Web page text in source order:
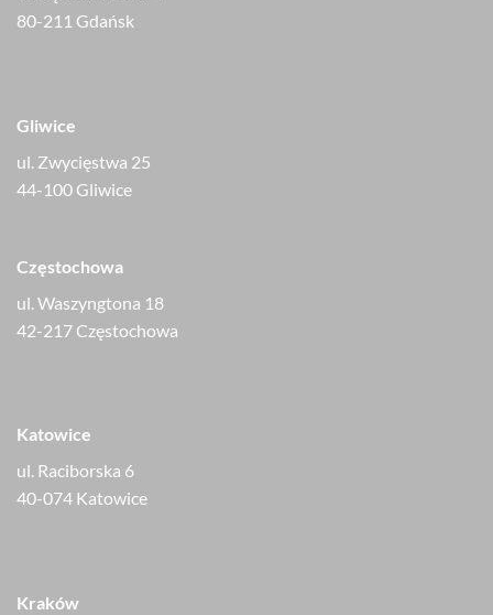
80-211 Gdańsk
Gliwice
ul. Zwycięstwa 25
44-100 Gliwice
Częstochowa
ul. Waszyngtona 18
42-217 Częstochowa
Katowice
ul. Raciborska 6
40-074 Katowice
Kraków